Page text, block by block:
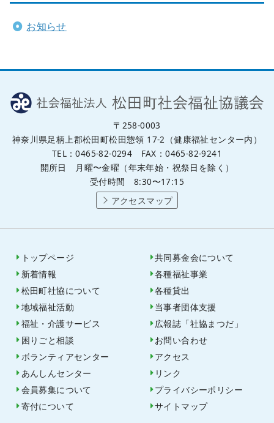
お知らせ
〒258-0003
神奈川県足柄上郡松田町松田惣領 17-2（健康福祉センター内）
TEL：0465-82-0294 FAX：0465-82-9241
開所日 月曜〜金曜（年末年始・祝祭日を除く）
受付時間 8:30〜17:15
アクセスマップ
トップページ
新着情報
松田町社協について
地域福祉活動
福祉・介護サービス
困りごと相談
ボランティアセンター
あんしんセンター
会員募集について
寄付について
共同募金会について
各種福祉事業
各種貸出
当事者団体支援
広報誌「社協まつだ」
お問い合わせ
アクセス
リンク
プライバシーポリシー
サイトマップ